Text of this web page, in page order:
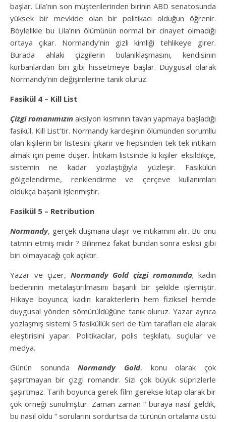
başlar. Lila’nın son müşterilerinden birinin ABD senatosunda
yüksek bir mevkide olan bir politikacı olduğun öğrenir.
Böylelikle bu Lila’nın ölümünün normal bir cinayet olmadığı
ortaya çıkar. Normandy’nin gizli kimliği tehlikeye girer.
Burada ahlaki çizgilerin bulanıklaşmasını, kendisinin
kurbanlardan biri gibi hissetmeye başlar. Duygusal olarak
Normandy’nin değişimlerine tanık oluruz.
Fasikül 4 – Kill List
Çizgi romanımızınaksiyon kısmının tavan yapmaya başladığı
fasikül, Kill List’tir. Normandy kardeşinin ölümünden sorumllu
olan kişilerin bir listesini çıkarır ve hepsinden tek tek intikam
almak için peine düşer. İntikam listsinde ki kişiler eksildikçe,
sistemin ne kadar yozlaştığıyla yüzleşir. Fasikülün
gölgelendirme, renklendirme ve çerçeve kullanımları
oldukça başarılı işlenmiştir.
Fasikül 5 – Retribution
Normandy, gerçek düşmana ulaşır ve intikamını alır. Bu onu
tatmin etmiş midir ? Bilinmez fakat bundan sonra eskisi gibi
biri olmayacağı çok açıktır.
Yazar ve çizer, Normandy Gold çizgi romanında; kadın
bedeninin metalaştırılmasını başarılı bir şekilde işlemiştir.
Hikaye boyunca; kadın karakterlerin hem fiziksel hemde
duygusal yönden sömürüldüğüne tanık oluruz. Yazar ayrıca
yozlaşmış sistemi 5 fasiküllük seri de tüm tarafları ele alarak
eleştirisini yapar. Politikacılar, polis teşkilatı, suçlular ve
medya.
Günün sonundaNormandy Gold, konu olarak çok
şaşırtmayan bir çizgi romandır. Sizi çok büyük süprizlerle
şaşırtmaz. Tarih boyunca gerek film gerekse kitap olarak bir
çok örneği sunulmştur. Zaman zaman “ buraya nasıl geldik,
bu nasıl oldu “ sorularını sordurtsa da türünün ortalama üstü